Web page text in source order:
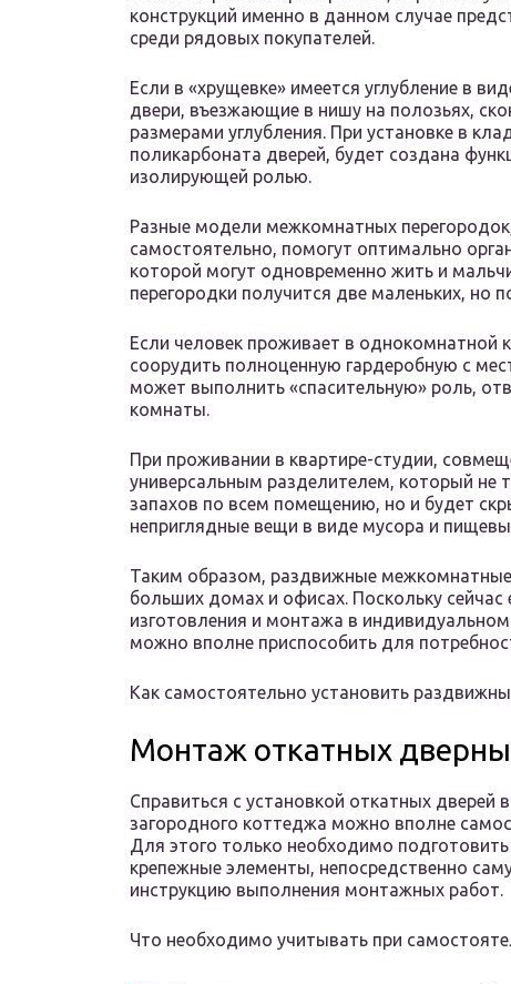
конструкций именно в данном случае
среди рядовых покупателей.
Если в «хрущевке» имеется углубление в
двери, въезжающие в нишу на полозьях,
размерами углубления. При установке в
поликарбоната дверей, будет создана
изолирующей ролью.
Разные модели межкомнатных
самостоятельно, помогут оптимально
которой могут одновременно жить и
перегородки получится две маленьких, но
Если человек проживает в однокомнатной
соорудить полноценную гардеробную с
может выполнить «спасительную» роль,
комнаты.
При проживании в квартире-студии,
универсальным разделителем, который не
запахов по всем помещению, но и будет
неприглядные вещи в виде мусора и
Таким образом, раздвижные
больших домах и офисах. Поскольку сейчас
изготовления и монтажа в
можно вполне приспособить для
Как самостоятельно установить
Монтаж откатных
Справиться с установкой откатных
загородного коттеджа можно вполне
Для этого только необходимо
крепежные элементы, непосредственно
инструкцию выполнения монтажных работ.
Что необходимо учитывать при